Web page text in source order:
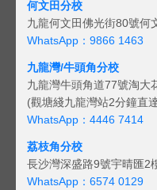
何文田分校
九龍何文田佛光街80號何
WhatsApp：9866 1463
九龍灣/牛頭角分校
九龍灣牛頭角道77號淘大
(觀塘綫九龍灣站2分鐘直
WhatsApp：4446 7414
荔枝角分校
長沙灣深盛路9號宇晴匯2
WhatsApp：6574 0129